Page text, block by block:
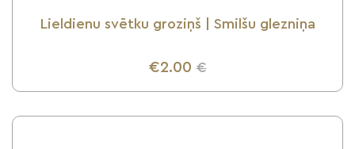
Lieldienu svētku groziņš | Smilšu glezniņa
€2.00 €
UZZINI VAIRĀK